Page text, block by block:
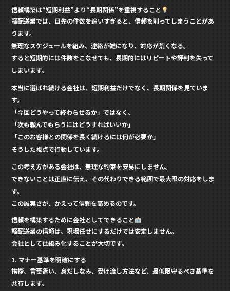
信頼構築は“短期利益”より“長期関係”を重視すること
軽配送業では、目先の件数を追いすぎると、信頼を削ってしまうことがあ
ります。
無理なスケジュールを組み、連絡が雑になり、対応が荒くなる。
すると短期的には件数をこなせても、長期的にはリピートや評判を失って
しまいます。
本当に選ばれ続ける会社は、短期利益だけでなく、長期関係を見ていま
す。
「今回どうやって終わらせるか」ではなく、
「次も頼んでもらうにはどうすればいいか」
「このお客様との関係を長く続けるには何が必要か」
そうした視点で行動しています。
この考え方がある会社は、無理な約束を安易にしません。
できないことは正直に伝え、その代わりできる範囲で最大限の対応をしま
す。
この誠実さが、かえって信頼を高めるのです。
信頼を構築するために会社としてできること
軽配送業の信頼は、現場任せにするだけでは安定しません。
会社として仕組み化することが大切です。
1. マナー基準を明確にする
挨拶、言葉遣い、身だしなみ、受け渡し方法など、最低限守るべき基準を
共有します。